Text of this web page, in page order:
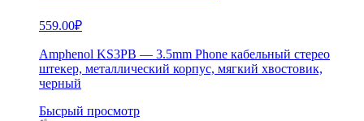
559.00₽
Amphenol KS3PB — 3.5mm Phone кабельный стерео
штекер, металлический корпус, мягкий хвостовик,
черный
Бысрый просмотр